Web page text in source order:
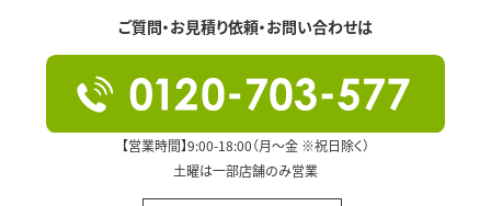
ご質問・お見積り依頼・お問い合わせは
【営業時間】9:00-18:00（月～金 ※祝日除く）
土曜は一部店舗のみ営業